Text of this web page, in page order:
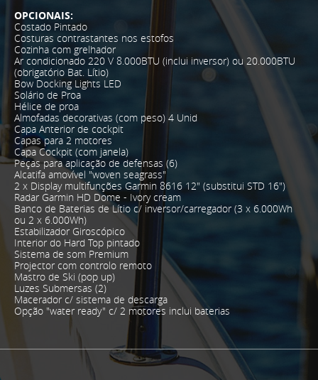
OPCIONAIS:
Costado Pintado
Costuras contrastantes nos estofos
Cozinha com grelhador
Ar condicionado 220 V 8.000BTU (inclui inversor) ou 20.000BTU
(obrigatório Bat. Lítio)
Bow Docking Lights LED
Solário de Proa
Hélice de proa
Almofadas decorativas (com peso) 4 Unid
Capa Anterior de cockpit
Capas para 2 motores
Capa Cockpit (com janela)
Peças para aplicação de defensas (6)
Alcatifa amovível "woven seagrass"
2 x Display multifunções Garmin 8616 12" (substitui STD 16")
Radar Garmin HD Dome - Ivory cream
Banco de Baterias de Lítio c/ inversor/carregador (3 x 6.000Wh
ou 2 x 6.000Wh)
Estabilizador Giroscópico
Interior do Hard Top pintado
Sistema de som Premium
Projector com controlo remoto
Mastro de Ski (pop up)
Luzes Submersas (2)
Macerador c/ sistema de descarga
Opção "water ready" c/ 2 motores inclui baterias